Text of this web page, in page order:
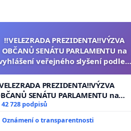
‼️VELEZRADA PREZIDENTA‼️VÝZVA
OBČANŮ SENÁTU PARLAMENTU na
veřejného slyšení podle §
přijetí usnesení k podání ústavní
žaloby na prezidenta republiky
PREZIDENTA‼️VÝZVA
SENÁTU PARLAMENTU na
vyhlášení veřejného slyšení podle §
144 jednacího řádu Senátu k návrhu
na přijetí usnesení k podání ústavní
42 728 podpisů
Oznámení o transparentnosti